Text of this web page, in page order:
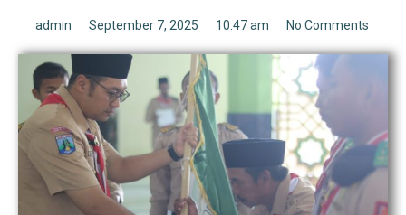
admin September 7, 2025 10:47 am No Comments